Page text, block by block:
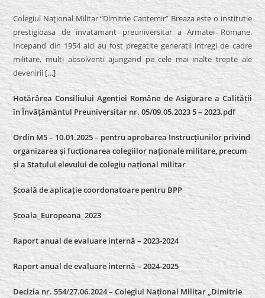
Colegiul Naţional Militar “Dimitrie Cantemir” Breaza este o institutie
prestigioasa de invatamant preuniversitar a Armatei Romane.
Incepand din 1954 aici au fost pregatite generatii intregi de cadre
militare, multi absolventi ajungand pe cele mai inalte trepte ale
devenirii[…]
Hotărârea Consiliului Agenției Române de Asigurare a Calității
în Învățământul Preuniversitar nr. 05/09.05.2023 5 – 2023.pdf
Ordin M5 – 10.01.2025 – pentru aprobarea Instrucțiunilor privind
organizarea și fucționarea colegiilor naționale militare, precum
și a Statului elevului de colegiu național militar
Școală de aplicație coordonatoare pentru BPP
Școala_Europeana_2023
Raport anual de evaluare internă – 2023-2024
Raport anual de evaluare internă –2024-2025
Decizia nr. 554/27.06.2024 – Colegiul Național Militar „Dimitrie